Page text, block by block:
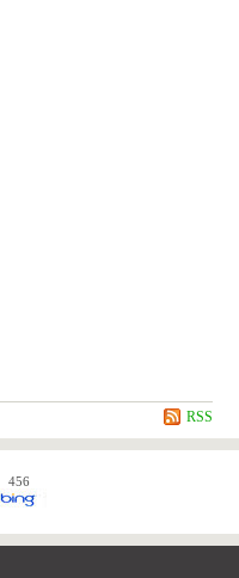
RSS
456